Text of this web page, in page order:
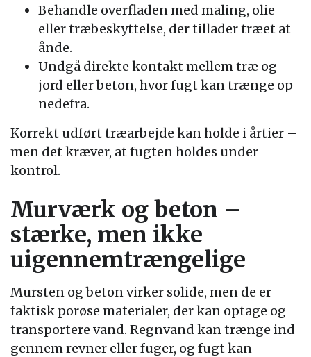
Behandle overfladen med maling, olie
eller træbeskyttelse, der tillader træet at
ånde.
Undgå direkte kontakt mellem træ og
jord eller beton, hvor fugt kan trænge op
nedefra.
Korrekt udført træarbejde kan holde i årtier –
men det kræver, at fugten holdes under
kontrol.
Murværk og beton –
stærke, men ikke
uigennemtrængelige
Mursten og beton virker solide, men de er
faktisk porøse materialer, der kan optage og
transportere vand. Regnvand kan trænge ind
gennem revner eller fuger, og fugt kan